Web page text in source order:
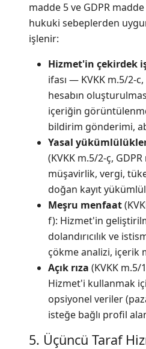
madde 5 ve GDPR
hukuki sebeplerden
işlenir:
Hizmet'in çekirdek
ifası — KVKK m.5/2-
hesabın
içeriğin
bildirim gönderimi,
Yasal
(KVKK m.5/2-ç,
müşavirlik, vergi,
doğan kayıt
Meşru menfaat
f): Hizmet'in
dolandırıcılık ve
çökme analizi, içerik
Açık rıza (KVKK m.5/
Hizmet'i kullanmak
opsiyonel veriler
isteğe bağlı profil
5. Üçüncü Taraf